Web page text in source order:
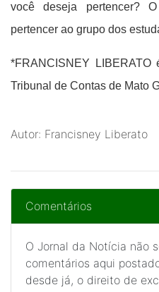
você deseja pertencer?
pertencer ao grupo dos
*FRANCISNEY
Tribunal de Contas de Mato
Autor: Francisney Liberato
Comentários
O Jornal da Notícia não
comentários aqui
desde já, o direito de